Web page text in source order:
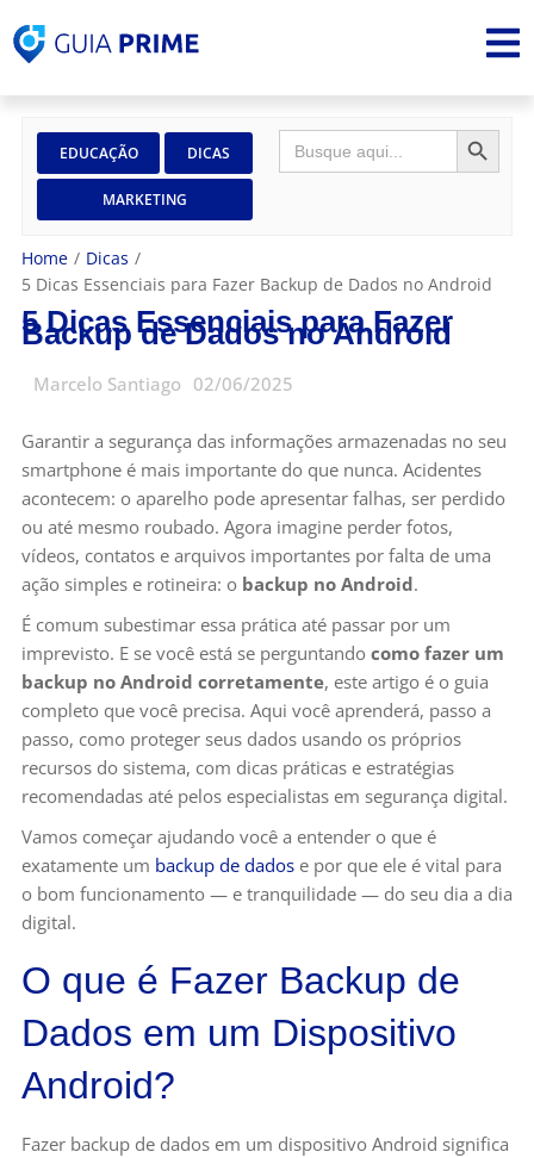
EDUCAÇÃO DICAS
MARKETING
Search
for:
SEARCH
Home / Dicas /
5 Dicas Essenciais para Fazer Backup de Dados no Android
5 Dicas Essenciais para Fazer
Backup de Dados no Android
Marcelo Santiago 02/06/2025
Garantir a segurança das informações armazenadas no seu
smartphone é mais importante do que nunca. Acidentes
acontecem: o aparelho pode apresentar falhas, ser perdido
ou até mesmo roubado. Agora imagine perder fotos,
vídeos, contatos e arquivos importantes por falta de uma
ação simples e rotineira: o backup no Android.
É comum subestimar essa prática até passar por um
imprevisto. E se você está se perguntando como fazer um
backup no Android corretamente, este artigo é o guia
completo que você precisa. Aqui você aprenderá, passo a
passo, como proteger seus dados usando os próprios
recursos do sistema, com dicas práticas e estratégias
recomendadas até pelos especialistas em segurança digital.
Vamos começar ajudando você a entender o que é
exatamente um backup de dadose por que ele é vital para
o bom funcionamento — e tranquilidade — do seu dia a dia
digital.
O que é Fazer Backup de
Dados em um Dispositivo
Android?
Fazer backup de dados em um dispositivo Android significa